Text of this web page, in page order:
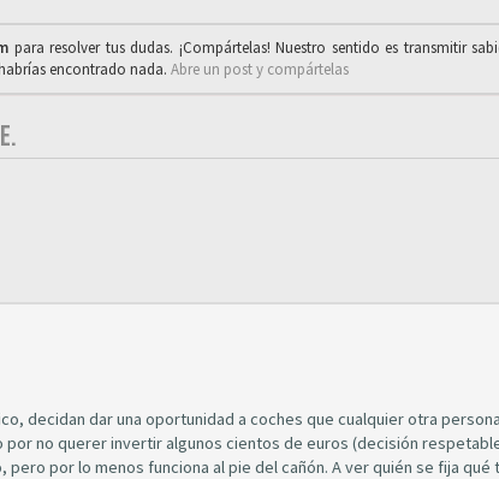
para resolver tus dudas. ¡Compártelas! Nuestro sentido es transmitir
encontrado nada. Abre un post y compártelas
decidan dar una oportunidad a coches que cualquier otra persona
no querer invertir algunos cientos de euros (decisión
por lo menos funciona al pie del cañón. A ver quién se fija qué